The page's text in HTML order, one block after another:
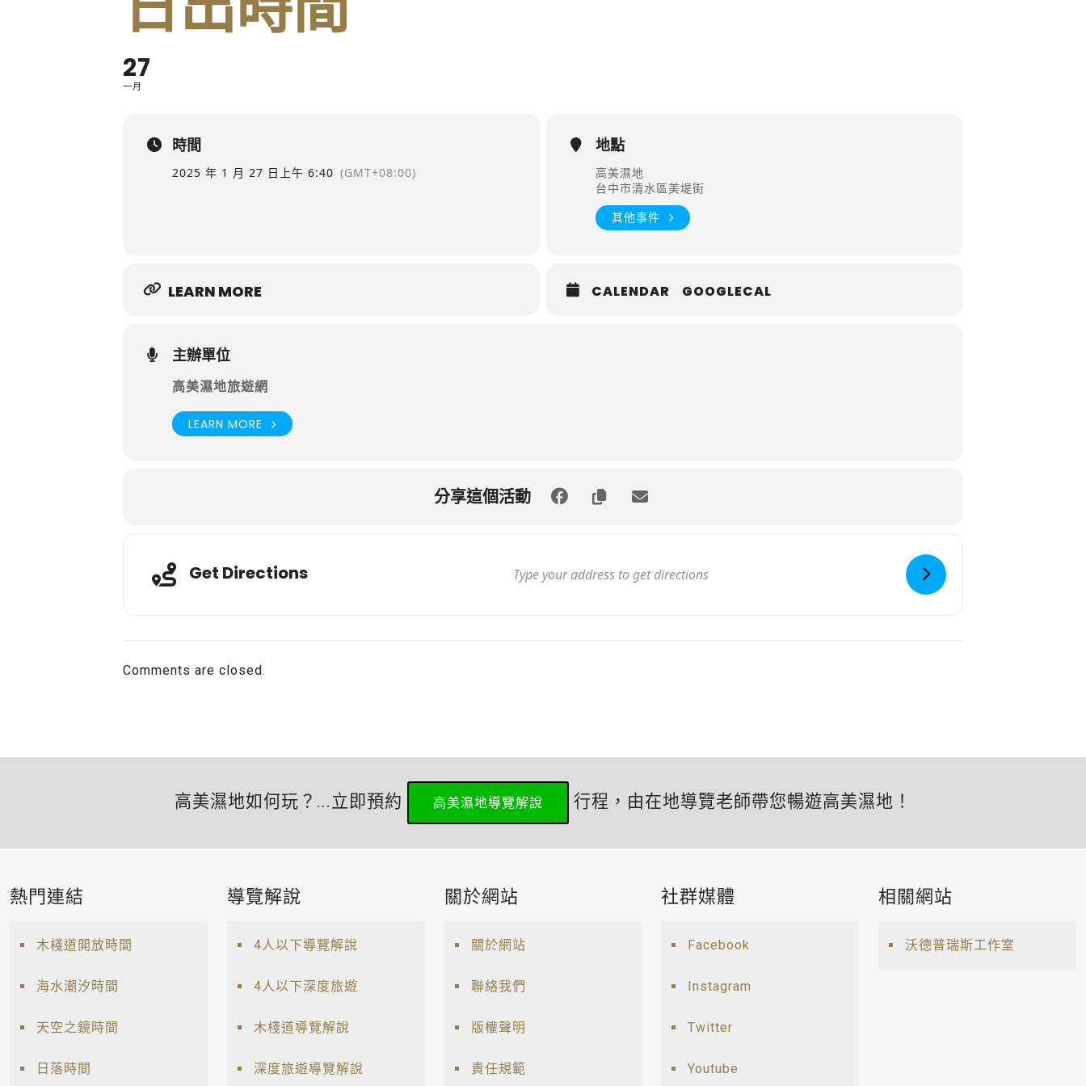
27
一月
時間
2025 年 1 月 27 日 上午 6:40 (GMT+08:00)
地點
高美濕地
台中市清水區美堤街
其他事件
LEARN MORE CALENDAR GOOGLECAL
主辦單位
高美濕地旅遊網
LEARN MORE
分享這個活動
Get Directions
Comments are closed.
高美濕地如何玩？...立即預約 高美濕地導覽解說 行程，由在地導覽老師帶您暢遊高美濕地！
熱門連結
木棧道開放時間
海水潮汐時間
天空之鏡時間
日落時間
導覽解說
4人以下導覽解說
4人以下深度旅遊
木棧道導覽解說
深度旅遊導覽解說
關於網站
關於網站
聯絡我們
版權聲明
責任規範
社群媒體
Facebook
Instagram
Twitter
Youtube
相關網站
沃德普瑞斯工作室